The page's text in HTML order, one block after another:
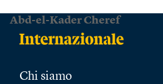
Abd-el-Kader Cheref
Chi siamo